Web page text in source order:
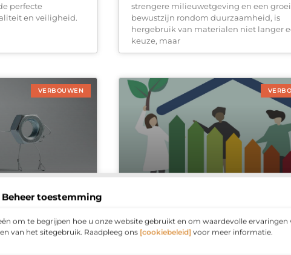
Beheer toestemming
om te begrijpen hoe u onze website gebruikt en om waardevolle ervaringen
van het sitegebruik. Raadpleeg ons [cookiebeleid] voor meer informatie.
perfecte
en veiligheid.
strengere milieuwetgeving en een
bewustzijn rondom duurzaamheid, is
hergebruik van materialen niet langer
keuze, maar
VERBOUWEN
van een
en wordt vaak
Wil je je energielabel verbeteren en
besparen op je energierekening? Dan is